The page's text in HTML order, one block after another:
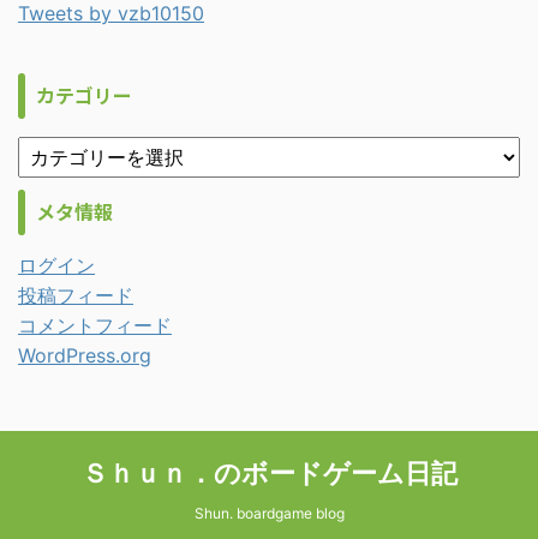
Tweets by vzb10150
カテゴリー
メタ情報
ログイン
投稿フィード
コメントフィード
WordPress.org
Ｓｈｕｎ．のボードゲーム日記
Shun. boardgame blog